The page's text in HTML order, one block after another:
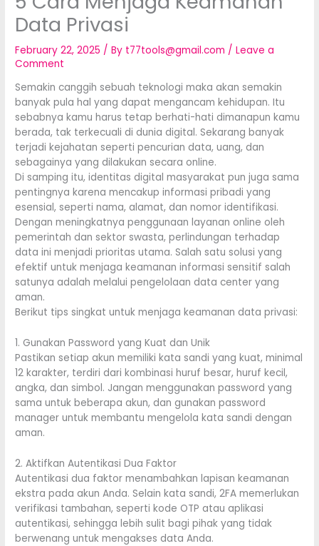
Data Privasi
February 22, 2025 / By t77tools@gmail.com /Leave a
Comment
Semakin canggih sebuah teknologi maka akan semakin
banyak pula hal yang dapat mengancam kehidupan. Itu
sebabnya kamu harus tetap berhati-hati dimanapun kamu
berada, tak terkecuali di dunia digital. Sekarang banyak
terjadi kejahatan seperti pencurian data, uang, dan
sebagainya yang dilakukan secara online.
Di samping itu, identitas digital masyarakat pun juga sama
pentingnya karena mencakup informasi pribadi yang
esensial, seperti nama, alamat, dan nomor identifikasi.
Dengan meningkatnya penggunaan layanan online oleh
pemerintah dan sektor swasta, perlindungan terhadap
data ini menjadi prioritas utama. Salah satu solusi yang
efektif untuk menjaga keamanan informasi sensitif salah
satunya adalah melalui pengelolaan data center yang
aman.
Berikut tips singkat untuk menjaga keamanan data privasi:
1. Gunakan Password yang Kuat dan Unik
Pastikan setiap akun memiliki kata sandi yang kuat, minimal
12 karakter, terdiri dari kombinasi huruf besar, huruf kecil,
angka, dan simbol. Jangan menggunakan password yang
sama untuk beberapa akun, dan gunakan password
manager untuk membantu mengelola kata sandi dengan
aman.
2. Aktifkan Autentikasi Dua Faktor
Autentikasi dua faktor menambahkan lapisan keamanan
ekstra pada akun Anda. Selain kata sandi, 2FA memerlukan
verifikasi tambahan, seperti kode OTP atau aplikasi
autentikasi, sehingga lebih sulit bagi pihak yang tidak
berwenang untuk mengakses data Anda.